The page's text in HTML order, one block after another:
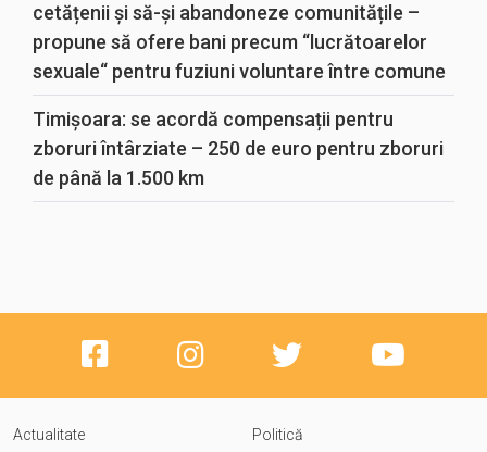
cetățenii și să-și abandoneze comunitățile –
propune să ofere bani precum “lucrătoarelor
sexuale“ pentru fuziuni voluntare între comune
Timișoara: se acordă compensații pentru
zboruri întârziate – 250 de euro pentru zboruri
de până la 1.500 km
Actualitate Politică